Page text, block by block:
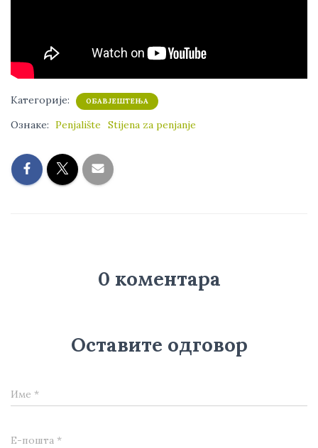
Категорије: ОБАВЈЕШТЕЊА
Ознаке: Penjalište Stijena za penjanje
0 коментара
Оставите одговор
Име *
Е-пошта *